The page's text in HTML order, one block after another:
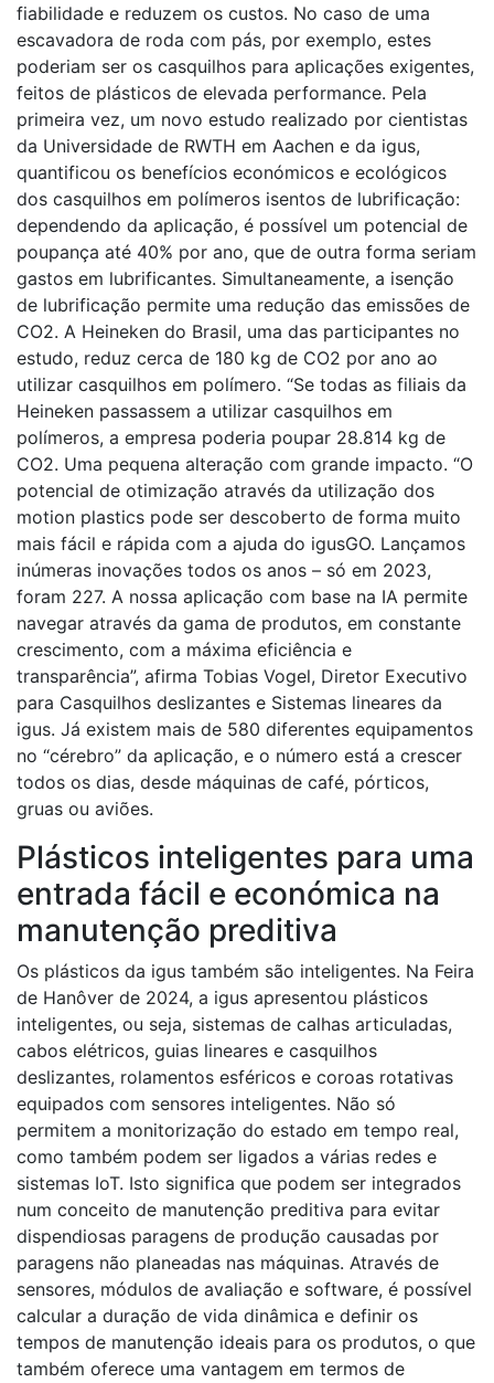
fiabilidade e reduzem os custos. No caso de uma
escavadora de roda com pás, por exemplo, estes
poderiam ser os casquilhos para aplicações exigentes,
feitos de plásticos de elevada performance. Pela
primeira vez, um novo estudo realizado por cientistas
da Universidade de RWTH em Aachen e da igus,
quantificou os benefícios económicos e ecológicos
dos casquilhos em polímeros isentos de lubrificação:
dependendo da aplicação, é possível um potencial de
poupança até 40% por ano, que de outra forma seriam
gastos em lubrificantes. Simultaneamente, a isenção
de lubrificação permite uma redução das emissões de
CO2. A Heineken do Brasil, uma das participantes no
estudo, reduz cerca de 180 kg de CO2 por ano ao
utilizar casquilhos em polímero. “Se todas as filiais da
Heineken passassem a utilizar casquilhos em
polímeros, a empresa poderia poupar 28.814 kg de
CO2. Uma pequena alteração com grande impacto. “O
potencial de otimização através da utilização dos
motion plastics pode ser descoberto de forma muito
mais fácil e rápida com a ajuda do igusGO. Lançamos
inúmeras inovações todos os anos – só em 2023,
foram 227. A nossa aplicação com base na IA permite
navegar através da gama de produtos, em constante
crescimento, com a máxima eficiência e
transparência”, afirma Tobias Vogel, Diretor Executivo
para Casquilhos deslizantes e Sistemas lineares da
igus. Já existem mais de 580 diferentes equipamentos
no “cérebro” da aplicação, e o número está a crescer
todos os dias, desde máquinas de café, pórticos,
gruas ou aviões.
Plásticos inteligentes para uma
entrada fácil e económica na
manutenção preditiva
Os plásticos da igus também são inteligentes. Na Feira
de Hanôver de 2024, a igus apresentou plásticos
inteligentes, ou seja, sistemas de calhas articuladas,
cabos elétricos, guias lineares e casquilhos
deslizantes, rolamentos esféricos e coroas rotativas
equipados com sensores inteligentes. Não só
permitem a monitorização do estado em tempo real,
como também podem ser ligados a várias redes e
sistemas IoT. Isto significa que podem ser integrados
num conceito de manutenção preditiva para evitar
dispendiosas paragens de produção causadas por
paragens não planeadas nas máquinas. Através de
sensores, módulos de avaliação e software, é possível
calcular a duração de vida dinâmica e definir os
tempos de manutenção ideais para os produtos, o que
também oferece uma vantagem em termos de